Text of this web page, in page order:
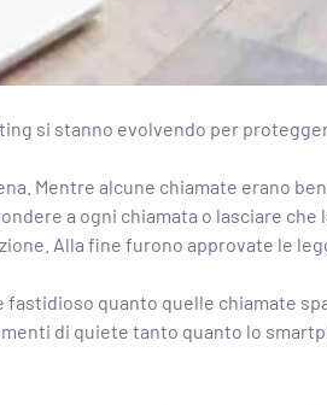
si stanno evolvendo per
Mentre alcune chiamate erano
a ogni chiamata o lasciare
Alla fine furono approvate le
quanto quelle chiamate
di quiete tanto quanto lo